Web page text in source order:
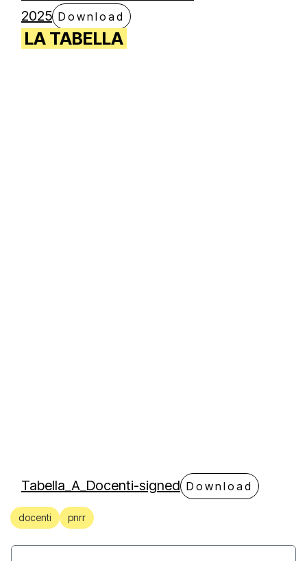
2025 Download
LA TABELLA
Tabella_A_Docenti-signed Download
docenti pnrr